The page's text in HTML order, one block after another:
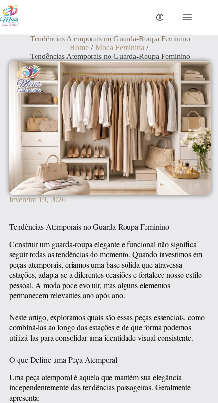
Tendências Atemporais no Guarda-Roupa Feminino
Home / Moda Feminina /
Tendências Atemporais no Guarda-Roupa Feminino
fevereiro 19, 2026
Tendências Atemporais no Guarda-Roupa Feminino
Construir um guarda-roupa elegante e funcional não significa
seguir todas as tendências do momento. Quando investimos em
peças atemporais, criamos uma base sólida que atravessa
estações, adapta-se a diferentes ocasiões e fortalece nosso estilo
pessoal. A moda pode evoluir, mas alguns elementos
permanecem relevantes ano após ano.
Neste artigo, exploramos quais são essas peças essenciais, como
combiná-las ao longo das estações e de que forma podemos
utilizá-las para consolidar uma identidade visual consistente.
O que Define uma Peça Atemporal
Uma peça atemporal é aquela que mantém sua elegância
independentemente das tendências passageiras. Geralmente
apresenta: